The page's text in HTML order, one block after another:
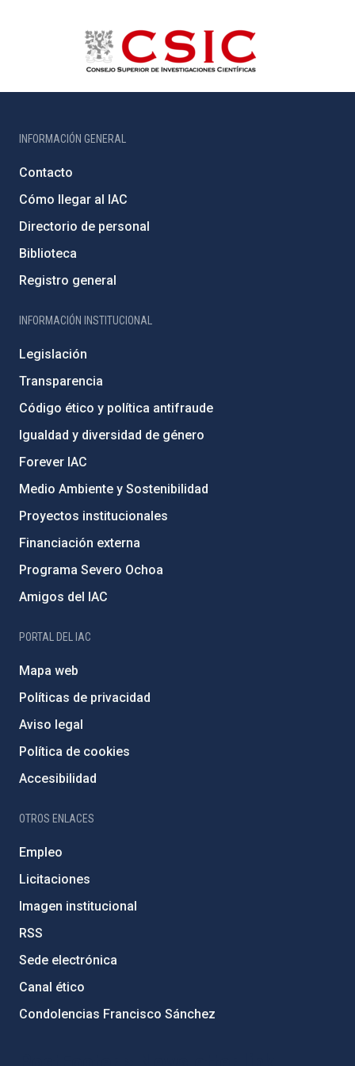
INFORMACIÓN GENERAL
Contacto
Cómo llegar al IAC
Directorio de personal
Biblioteca
Registro general
INFORMACIÓN INSTITUCIONAL
Legislación
Transparencia
Código ético y política antifraude
Igualdad y diversidad de género
Forever IAC
Medio Ambiente y Sostenibilidad
Proyectos institucionales
Financiación externa
Programa Severo Ochoa
Amigos del IAC
PORTAL DEL IAC
Mapa web
Políticas de privacidad
Aviso legal
Política de cookies
Accesibilidad
OTROS ENLACES
Empleo
Licitaciones
Imagen institucional
RSS
Sede electrónica
Canal ético
Condolencias Francisco Sánchez